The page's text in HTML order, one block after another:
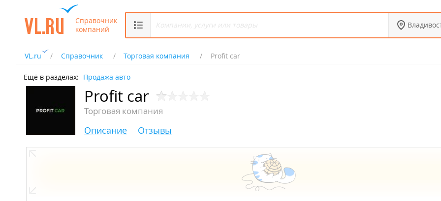
Справочник
компаний
VL.ru Справочник Торговая компания Profit car
Ещё в разделах: Продажа авто
Profit car
Торговая компания
Описание Отзывы